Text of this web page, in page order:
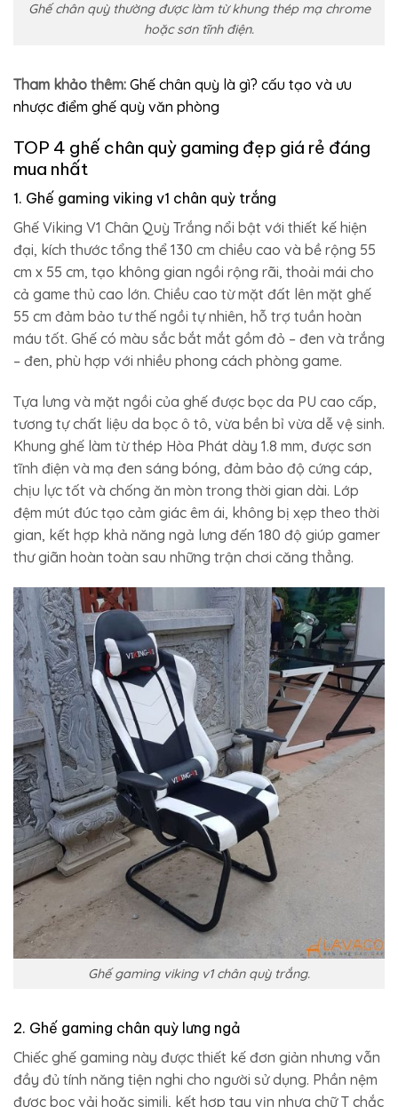
Ghế chân quỳ thường được làm từ khung thép mạ chrome
hoặc sơn tĩnh điện.
Tham khảo thêm: Ghế chân quỳ là gì? cấu tạo và ưu
nhược điểm ghế quỳ văn phòng
TOP 4 ghế chân quỳ gaming đẹp giá rẻ đáng
mua nhất
1. Ghế gaming viking v1 chân quỳ trắng
Ghế Viking V1 Chân Quỳ Trắng nổi bật với thiết kế hiện
đại, kích thước tổng thể 130 cm chiều cao và bề rộng 55
cm x 55 cm, tạo không gian ngồi rộng rãi, thoải mái cho
cả game thủ cao lớn. Chiều cao từ mặt đất lên mặt ghế
55 cm đảm bảo tư thế ngồi tự nhiên, hỗ trợ tuần hoàn
máu tốt. Ghế có màu sắc bắt mắt gồm đỏ – đen và trắng
– đen, phù hợp với nhiều phong cách phòng game.
Tựa lưng và mặt ngồi của ghế được bọc da PU cao cấp,
tương tự chất liệu da bọc ô tô, vừa bền bỉ vừa dễ vệ sinh.
Khung ghế làm từ thép Hòa Phát dày 1.8 mm, được sơn
tĩnh điện và mạ đen sáng bóng, đảm bảo độ cứng cáp,
chịu lực tốt và chống ăn mòn trong thời gian dài. Lớp
đệm mút đúc tạo cảm giác êm ái, không bị xẹp theo thời
gian, kết hợp khả năng ngả lưng đến 180 độ giúp gamer
thư giãn hoàn toàn sau những trận chơi căng thẳng.
Ghế gaming viking v1 chân quỳ trắng.
2. Ghế gaming chân quỳ lưng ngả
Chiếc ghế gaming này được thiết kế đơn giản nhưng vẫn
đầy đủ tính năng tiện nghi cho người sử dụng. Phần nệm
được bọc vải hoặc simili, kết hợp tay vịn nhựa chữ T chắc